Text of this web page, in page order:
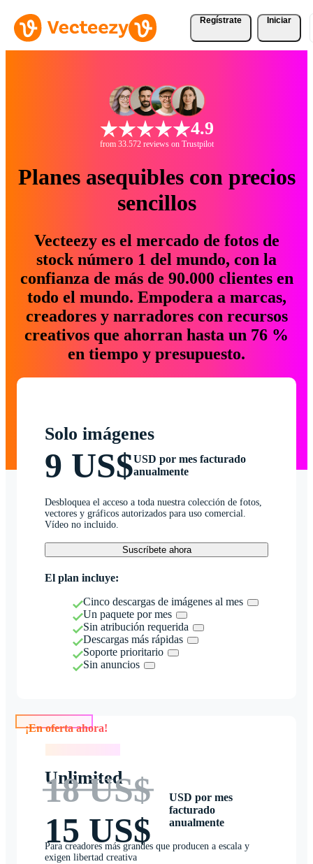
Regístrate Iniciar
4.9
from 33.572 reviews on Trustpilot
Planes asequibles con precios
sencillos
Vecteezy es el mercado de fotos de
stock número 1 del mundo, con la
confianza de más de 90.000 clientes en
todo el mundo. Empodera a marcas,
creadores y narradores con recursos
creativos que ahorran hasta un 76 %
en tiempo y presupuesto.
Solo imágenes
9 US$USD por mes facturado
anualmente
Desbloquea el acceso a toda nuestra colección de fotos,
vectores y gráficos autorizados para uso comercial.
Vídeo no incluido.
Suscríbete ahora
El plan incluye:
Cinco descargas de imágenes al mes
Un paquete por mes
Sin atribución requerida
Descargas más rápidas
Soporte prioritario
Sin anuncios
Unlimited
18 US$
15 US$
USD por mes
facturado
anualmente
Para creadores más grandes que producen a escala y
exigen libertad creativa